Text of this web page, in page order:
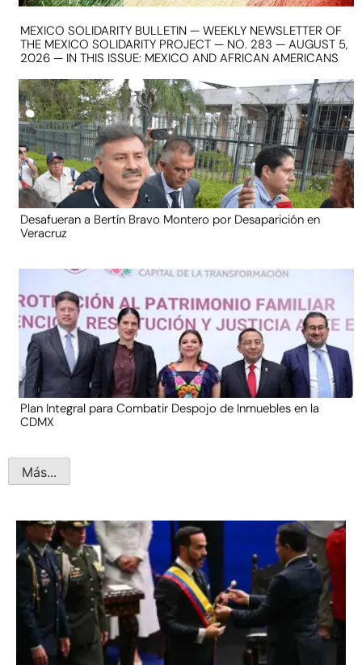
MEXICO SOLIDARITY BULLETIN — WEEKLY NEWSLETTER OF
THE MEXICO SOLIDARITY PROJECT — NO. 283 — AUGUST 5,
2026 — IN THIS ISSUE: MEXICO AND AFRICAN AMERICANS
Desafueran a Bertín Bravo Montero por Desaparición en
Veracruz
Plan Integral para Combatir Despojo de Inmuebles en la
CDMX
Más...